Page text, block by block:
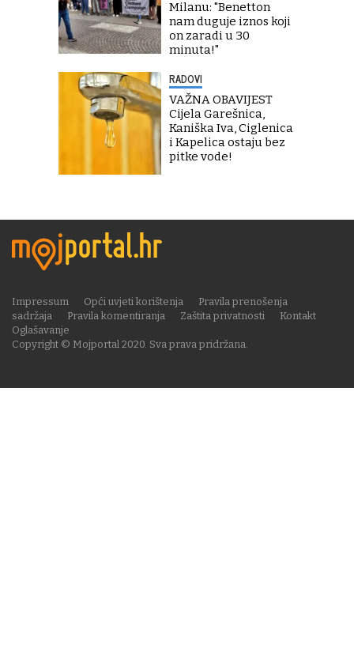
Milanu: "Benetton
nam duguje iznos koji
on zaradi u 30
minuta!"
RADOVI
VAŽNA OBAVIJEST
Cijela Garešnica,
Kaniška Iva, Ciglenica
i Kapelica ostaju bez
pitke vode!
Copyright © Mojportal 2020. Sva prava pridržana.
Impressum Opći uvjeti korištenja
Pravila prenošenja
sadržaja
Pravila komentiranja Zaštita privatnosti
Kontakt
Oglašavanje